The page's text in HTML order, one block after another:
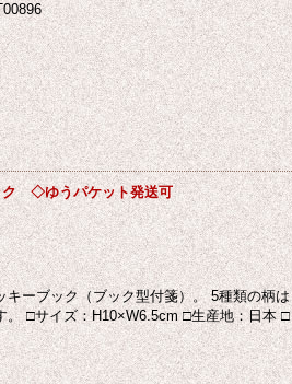
ク ◇ゆうパケット発送可
ーブック（ブック型付箋）。 5種類の柄は
。 □サイズ：H10×W6.5cm □生産地：日本 □